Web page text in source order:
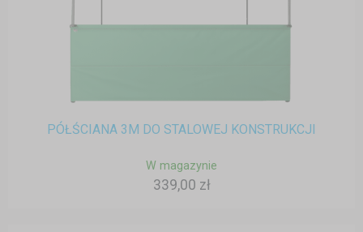
PÓŁŚCIANA 3M DO STALOWEJ KONSTRUKCJI
W magazynie
339,00 zł